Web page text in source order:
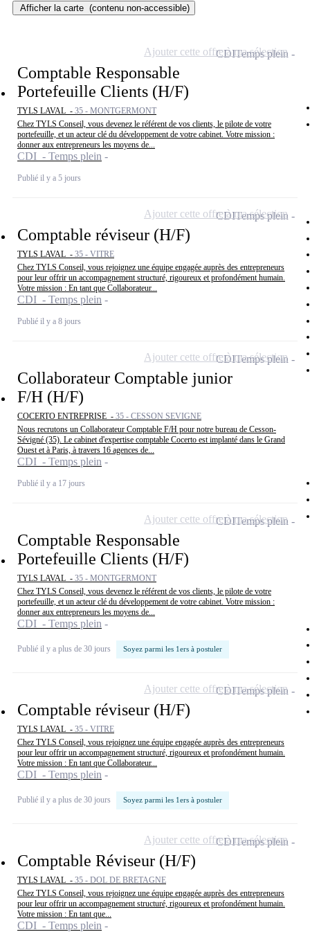
Afficher la carte (contenu non-accessible)
Comptable Responsable
Portefeuille Clients (H/F)
TYLS LAVAL - 35 - MONTGERMONT
Chez TYLS Conseil, vous devenez le référent de vos clients, le pilote de votre
portefeuille, et un acteur clé du développement de votre cabinet. Votre mission :
donner aux entrepreneurs les moyens de...
CDI - Temps plein
Publié il y a 5 jours
CDITemps plein
Ajouter cette offre à ma sélection
Comptable réviseur (H/F)
TYLS LAVAL - 35 - VITRE
Chez TYLS Conseil, vous rejoignez une équipe engagée auprès des entrepreneurs
pour leur offrir un accompagnement structuré, rigoureux et profondément humain.
Votre mission : En tant que Collaborateur...
CDI - Temps plein
Publié il y a 8 jours
CDITemps plein
Ajouter cette offre à ma sélection
Collaborateur Comptable junior
F/H (H/F)
COCERTO ENTREPRISE - 35 - CESSON SEVIGNE
Nous recrutons un Collaborateur Comptable F/H pour notre bureau de Cesson-
Sévigné (35). Le cabinet d'expertise comptable Cocerto est implanté dans le Grand
Ouest et à Paris, à travers 16 agences de...
CDI - Temps plein
Publié il y a 17 jours
CDITemps plein
Ajouter cette offre à ma sélection
Comptable Responsable
Portefeuille Clients (H/F)
TYLS LAVAL - 35 - MONTGERMONT
Chez TYLS Conseil, vous devenez le référent de vos clients, le pilote de votre
portefeuille, et un acteur clé du développement de votre cabinet. Votre mission :
donner aux entrepreneurs les moyens de...
CDI - Temps plein
Publié il y a plus de 30 jours Soyez parmi les 1ers à postuler
CDITemps plein
Ajouter cette offre à ma sélection
Comptable réviseur (H/F)
TYLS LAVAL - 35 - VITRE
Chez TYLS Conseil, vous rejoignez une équipe engagée auprès des entrepreneurs
pour leur offrir un accompagnement structuré, rigoureux et profondément humain.
Votre mission : En tant que Collaborateur...
CDI - Temps plein
Publié il y a plus de 30 jours Soyez parmi les 1ers à postuler
CDITemps plein
Ajouter cette offre à ma sélection
Comptable Réviseur (H/F)
TYLS LAVAL - 35 - DOL DE BRETAGNE
Chez TYLS Conseil, vous rejoignez une équipe engagée auprès des entrepreneurs
pour leur offrir un accompagnement structuré, rigoureux et profondément humain.
Votre mission : En tant que...
CDI - Temps plein
CDITemps plein
Ajouter cette offre à ma sélection